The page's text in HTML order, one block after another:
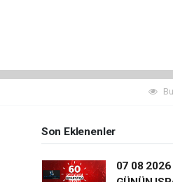
Son Eklenenler
07 08 2026